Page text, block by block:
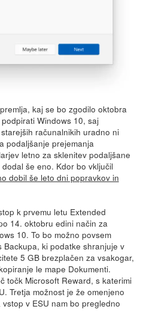
kaj se bo zgodilo oktobra
Windows 10, saj
računalnikih uradno ni
podaljšanje prejemanja
letno za sklenitev podaljšane
še eno. Kdor bo vključil
dobil še leto dni popravkov in
k prvemu letu Extended
14. oktobru edini način za
10. To bo možno povsem
ki podatke shranjuje v
5 GB brezplačen za vsakogar,
le mape Dokumenti.
točk Microsoft Reward, s katerimi
Tretja možnost je že omenjeno
v ESU nam bo pregledno